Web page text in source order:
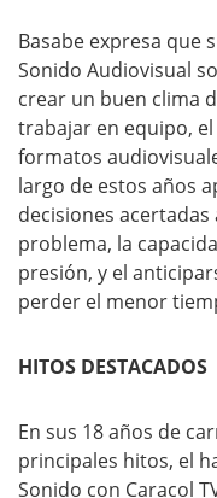
Basabe expresa que
Sonido Audiovisual
crear un buen clima
trabajar en equipo,
formatos
largo de estos años
decisiones
problema, la
presión, y el
perder el menor
HITOS DESTACADOS
En sus 18 años de
principales hitos, el
Sonido con Caracol